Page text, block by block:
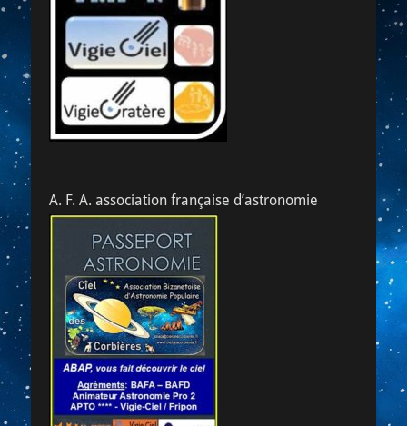
A. F. A. association française d’astronomie